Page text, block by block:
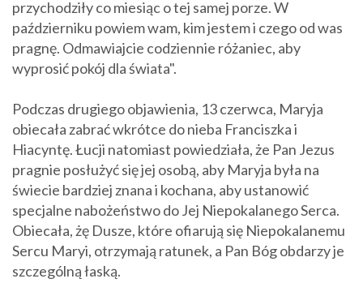
przychodziły co miesiąc o tej samej porze. W
październiku powiem wam, kim jestem i czego od was
pragnę. Odmawiajcie codziennie różaniec, aby
wyprosić pokój dla świata".
Podczas drugiego objawienia, 13 czerwca, Maryja
obiecała zabrać wkrótce do nieba Franciszka i
Hiacyntę. Łucji natomiast powiedziała, że Pan Jezus
pragnie posłużyć się jej osobą, aby Maryja była na
świecie bardziej znana i kochana, aby ustanowić
specjalne nabożeństwo do Jej Niepokalanego Serca.
Obiecała, żę Dusze, które ofiarują się Niepokalanemu
Sercu Maryi, otrzymają ratunek, a Pan Bóg obdarzy je
szczególną łaską.